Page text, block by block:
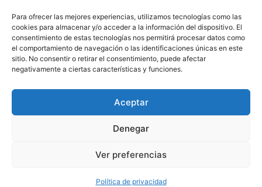
Para ofrecer las mejores experiencias, utilizamos tecnologías como las
cookies para almacenar y/o acceder a la información del dispositivo. El
consentimiento de estas tecnologías nos permitirá procesar datos como
el comportamiento de navegación o las identificaciones únicas en este
sitio. No consentir o retirar el consentimiento, puede afectar
negativamente a ciertas características y funciones.
Aceptar
Denegar
Ver preferencias
Política de privacidad
CANDIDATOS
— y para quién